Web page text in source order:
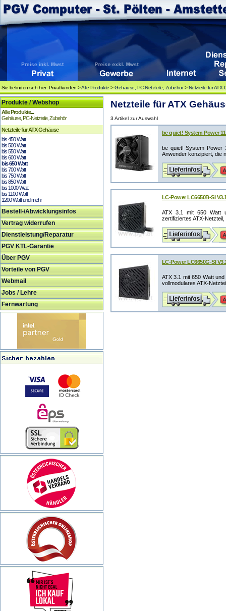
Sie befinden sich hier: Privatkunden >Alle Produkte >Gehäuse, PC-Netzteile, Zubehör>Netzteile für ATX
Produkte / Webshop
Alle Produkte...
Gehäuse, PC-Netzteile, Zubehör
Netzteile für ATX Gehäuse
bis 450 Watt
bis 500 Watt
bis 550 Watt
bis 600 Watt
bis 650 Watt
bis 700 Watt
bis 750 Watt
bis 850 Watt
bis 1000 Watt
bis 1100 Watt
1200 Watt und mehr
Bestell-/Abwicklungsinfos
Vertrag widerrufen
Dienstleistung/Reparatur
PGV KTL-Garantie
Über PGV
Vorteile von PGV
Webmail
Jobs / Lehre
Fernwartung
Netzteile für ATX
3 Artikel zur Auswahl
be quiet! System Power
be quiet! System Power
Anwender konzipiert, die
LC-Power LC6650B-SI
ATX 3.1 mit 650 Watt
zertifiziertes ATX-
LC-Power LC6650G-SI
ATX 3.1 mit 650 Watt
vollmodulares ATX-